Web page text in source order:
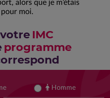
alors que je m’étais
moi.
IMC
programme
Homme